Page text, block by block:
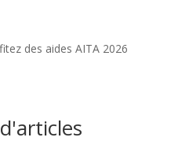
des aides AITA 2026